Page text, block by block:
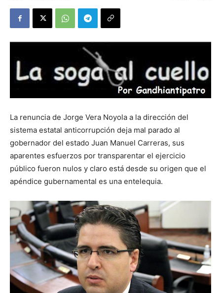
La renuncia de Jorge Vera Noyola a la dirección del
sistema estatal anticorrupción deja mal parado al
gobernador del estado Juan Manuel Carreras, sus
aparentes esfuerzos por transparentar el ejercicio
público fueron nulos y claro está desde su origen que el
apéndice gubernamental es una entelequia.